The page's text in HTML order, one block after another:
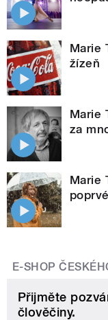
Marie
žízeň
Marie
za
Marie
E-SHOP
Přijměte
člověčiny.